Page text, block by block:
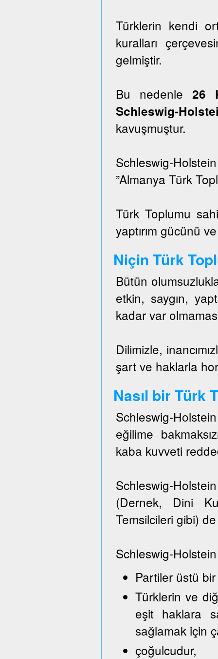
Türklerin kendi
kuralları
gelmiştir.
Bu nedenle26
Schleswig-
kavuşmuştur.
Schleswig-
”Almanya Türk
Türk Toplumu
yaptırım gücünü
Niçin Türk
Bütün
etkin, saygın,
kadar var
Dilimizle,
şart ve haklarla
Nasıl bir Türk
Schleswig-
eğilime
kaba kuvveti
Schleswig-
(Dernek, Dini
Temsilcileri gibi)
Schleswig-
Partiler üstü
Türklerin ve
eşit haklara
sağlamak için
çoğulcudur,